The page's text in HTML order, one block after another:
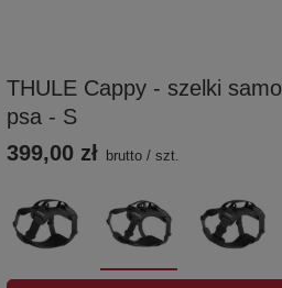
THULE Cappy - szelki
psa - S
399,00 zł brutto /szt.